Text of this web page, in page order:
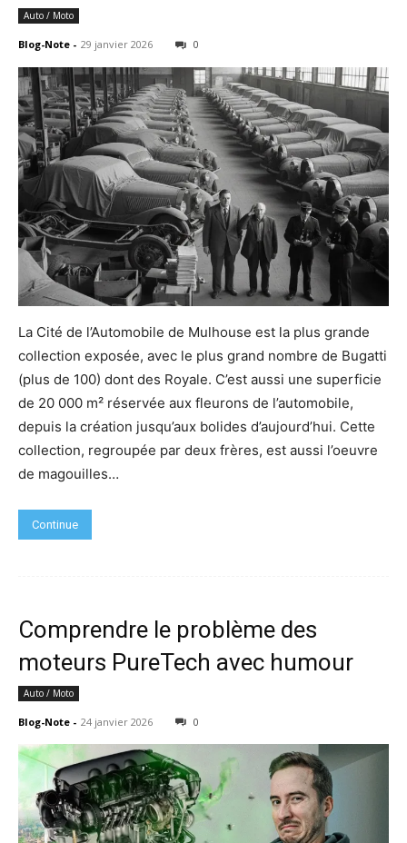
Auto / Moto
Blog-Note - 29 janvier 2026 0
La Cité de l’Automobile de Mulhouse est la plus grande
collection exposée, avec le plus grand nombre de Bugatti
(plus de 100) dont des Royale. C’est aussi une superficie
de 20 000 m² réservée aux fleurons de l’automobile,
depuis la création jusqu’aux bolides d’aujourd’hui. Cette
collection, regroupée par deux frères, est aussi l’oeuvre
de magouilles…
Continue
Comprendre le problème des
moteurs PureTech avec humour
Auto / Moto
Blog-Note - 24 janvier 2026 0